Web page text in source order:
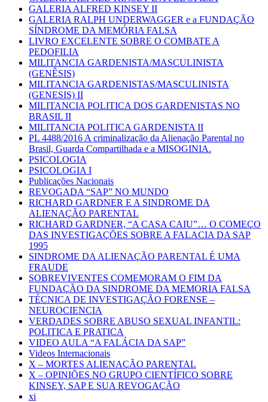
GALERIA ALFRED KINSEY II
GALERIA RALPH UNDERWAGGER e a FUNDAÇÃO
SÍNDROME DA MEMÓRIA FALSA
LIVRO EXCELENTE SOBRE O COMBATE A
PEDOFILIA
MILITANCIA GARDENISTA/MASCULINISTA
(GENÊSIS)
MILITANCIA GARDENISTAS/MASCULINISTA
(GENESIS) II
MILITANCIA POLITICA DOS GARDENISTAS NO
BRASIL II
MILITANCIA POLITICA GARDENISTA II
PL 4488/2016 A criminalização da Alienação Parental no
Brasil, Guarda Compartilhada e a MISOGINIA.
PSICOLOGIA
PSICOLOGIA I
Publicações Nacionais
REVOGADA “SAP” NO MUNDO
RICHARD GARDNER E A SINDROME DA
ALIENAÇÃO PARENTAL
RICHARD GARDNER, “A CASA CAIU”… O COMEÇO
DAS INVESTIGAÇÕES SOBRE A FALACIA DA SAP
1995
SINDROME DA ALIENAÇÃO PARENTAL É UMA
FRAUDE
SOBREVIVENTES COMEMORAM O FIM DA
FUNDAÇÃO DA SINDROME DA MEMORIA FALSA
TÉCNICA DE INVESTIGAÇÃO FORENSE –
NEUROCIENCIA
VERDADES SOBRE ABUSO SEXUAL INFANTIL:
POLITICA E PRATICA
VIDEO AULA “A FALÁCIA DA SAP”
Videos Internacionais
X – MORTES ALIENAÇÃO PARENTAL
X – OPINIÕES NO GRUPO CIENTÍFICO SOBRE
KINSEY, SAP E SUA REVOGAÇÃO
xi